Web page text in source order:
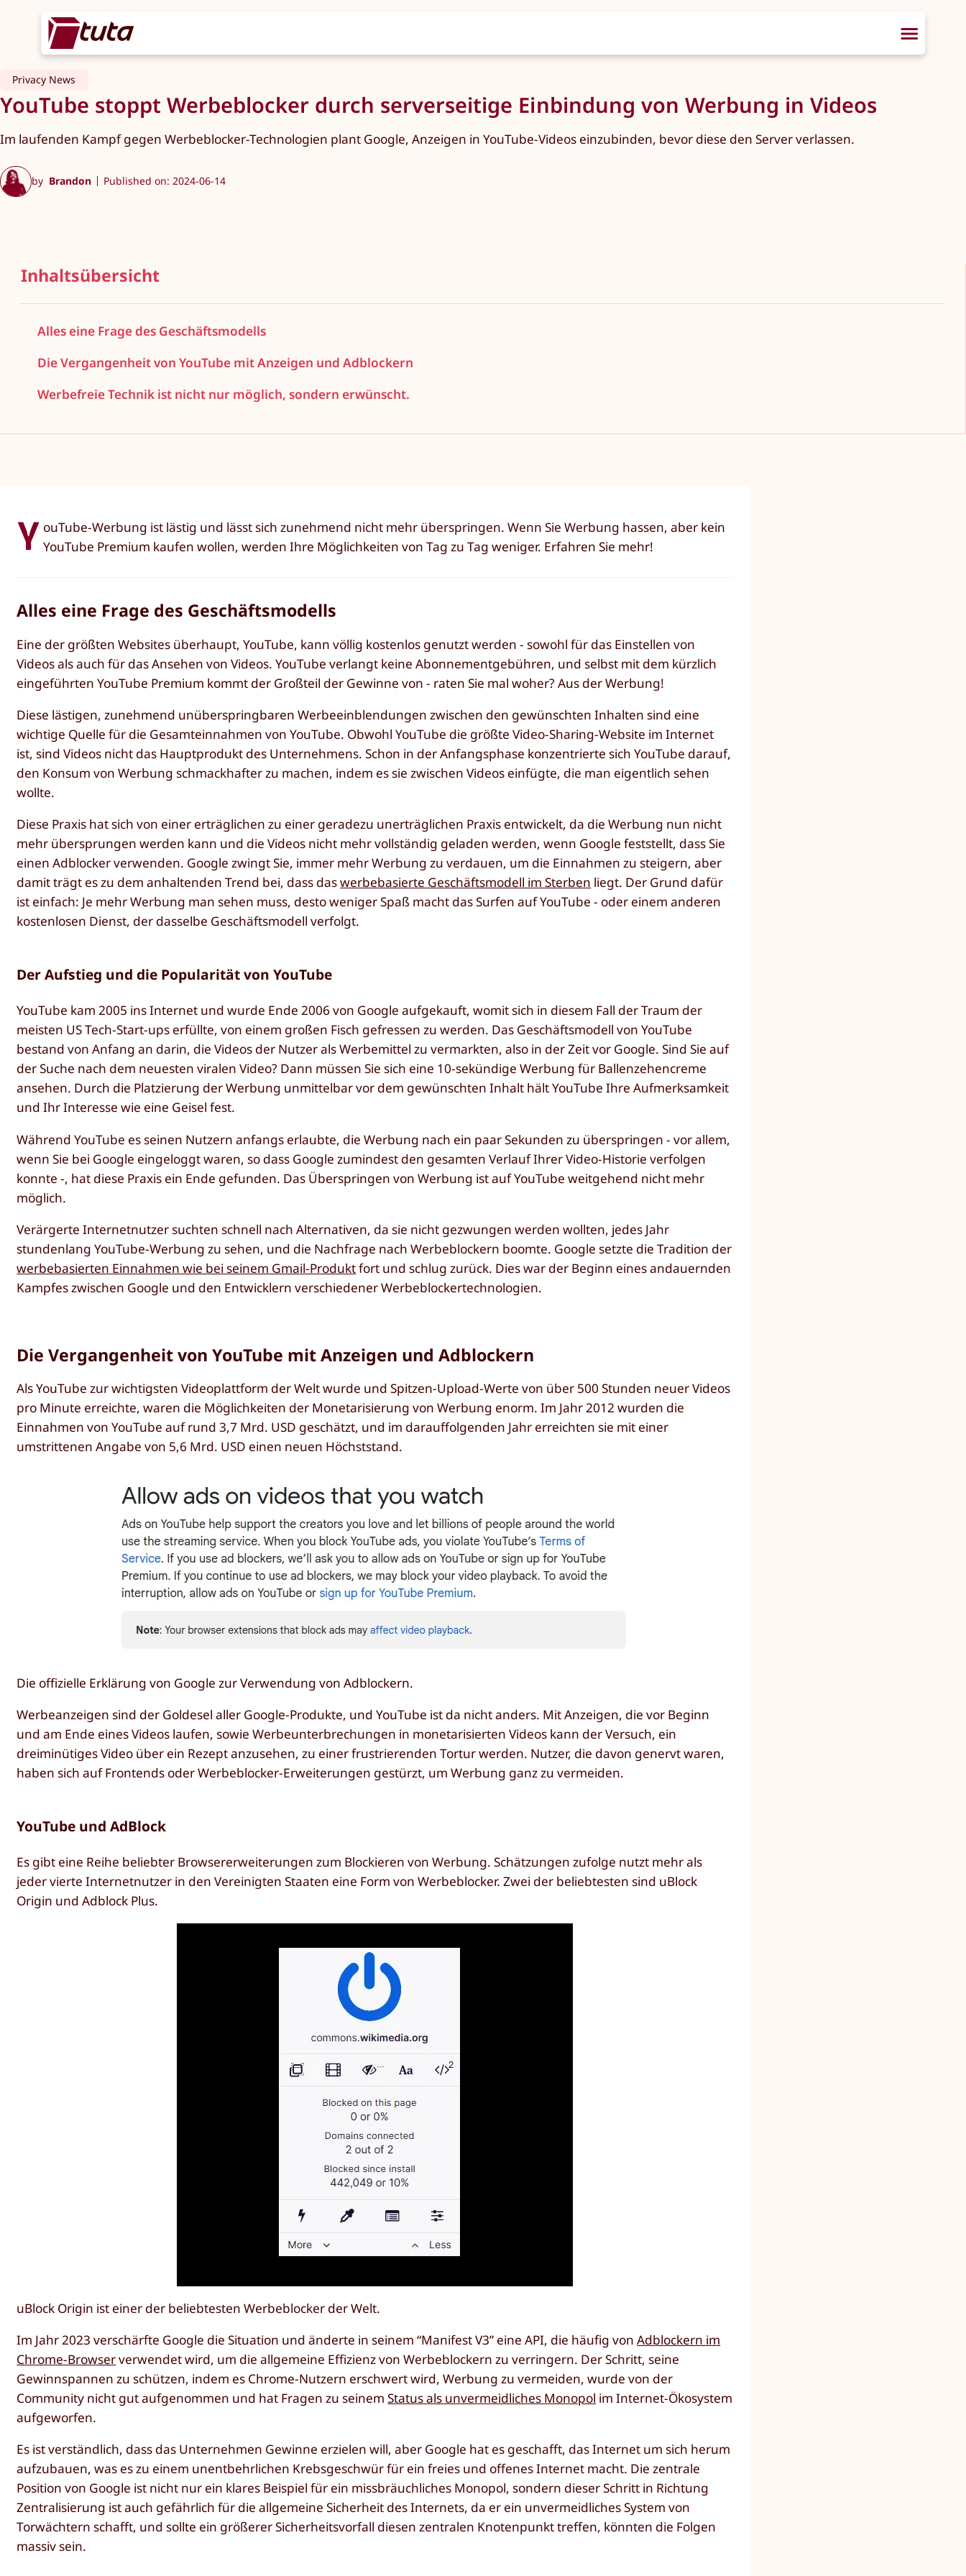
Privacy News
YouTube stoppt Werbeblocker durch serverseitige Einbindung von Werbung in Videos
Im laufenden Kampf gegen Werbeblocker-Technologien plant Google, Anzeigen in YouTube-Videos einzubinden, bevor diese den Server verlassen.
by Brandon Published on: 2024-06-14
Inhaltsübersicht
Alles eine Frage des Geschäftsmodells
Die Vergangenheit von YouTube mit Anzeigen und Adblockern
Werbefreie Technik ist nicht nur möglich, sondern erwünscht.
Y ouTube-Werbung ist lästig und lässt sich zunehmend nicht mehr überspringen. Wenn Sie Werbung hassen, aber kein
YouTube Premium kaufen wollen, werden Ihre Möglichkeiten von Tag zu Tag weniger. Erfahren Sie mehr!
Alles eine Frage des Geschäftsmodells
Eine der größten Websites überhaupt, YouTube, kann völlig kostenlos genutzt werden - sowohl für das Einstellen von
Videos als auch für das Ansehen von Videos. YouTube verlangt keine Abonnementgebühren, und selbst mit dem kürzlich
eingeführten YouTube Premium kommt der Großteil der Gewinne von - raten Sie mal woher? Aus der Werbung!
Diese lästigen, zunehmend unüberspringbaren Werbeeinblendungen zwischen den gewünschten Inhalten sind eine
wichtige Quelle für die Gesamteinnahmen von YouTube. Obwohl YouTube die größte Video-Sharing-Website im Internet
ist, sind Videos nicht das Hauptprodukt des Unternehmens. Schon in der Anfangsphase konzentrierte sich YouTube darauf,
den Konsum von Werbung schmackhafter zu machen, indem es sie zwischen Videos einfügte, die man eigentlich sehen
wollte.
Diese Praxis hat sich von einer erträglichen zu einer geradezu unerträglichen Praxis entwickelt, da die Werbung nun nicht
mehr übersprungen werden kann und die Videos nicht mehr vollständig geladen werden, wenn Google feststellt, dass Sie
einen Adblocker verwenden. Google zwingt Sie, immer mehr Werbung zu verdauen, um die Einnahmen zu steigern, aber
damit trägt es zu dem anhaltenden Trend bei, dass daswerbebasierte Geschäftsmodell im Sterben liegt. Der Grund dafür
ist einfach: Je mehr Werbung man sehen muss, desto weniger Spaß macht das Surfen auf YouTube - oder einem anderen
kostenlosen Dienst, der dasselbe Geschäftsmodell verfolgt.
Der Aufstieg und die Popularität von YouTube
YouTube kam 2005 ins Internet und wurde Ende 2006 von Google aufgekauft, womit sich in diesem Fall der Traum der
meisten US Tech-Start-ups erfüllte, von einem großen Fisch gefressen zu werden. Das Geschäftsmodell von YouTube
bestand von Anfang an darin, die Videos der Nutzer als Werbemittel zu vermarkten, also in der Zeit vor Google. Sind Sie auf
der Suche nach dem neuesten viralen Video? Dann müssen Sie sich eine 10-sekündige Werbung für Ballenzehencreme
ansehen. Durch die Platzierung der Werbung unmittelbar vor dem gewünschten Inhalt hält YouTube Ihre Aufmerksamkeit
und Ihr Interesse wie eine Geisel fest.
Während YouTube es seinen Nutzern anfangs erlaubte, die Werbung nach ein paar Sekunden zu überspringen - vor allem,
wenn Sie bei Google eingeloggt waren, so dass Google zumindest den gesamten Verlauf Ihrer Video-Historie verfolgen
konnte -, hat diese Praxis ein Ende gefunden. Das Überspringen von Werbung ist auf YouTube weitgehend nicht mehr
möglich.
Verärgerte Internetnutzer suchten schnell nach Alternativen, da sie nicht gezwungen werden wollten, jedes Jahr
stundenlang YouTube-Werbung zu sehen, und die Nachfrage nach Werbeblockern boomte. Google setzte die Tradition der
werbebasierten Einnahmen wie bei seinem Gmail-Produktfort und schlug zurück. Dies war der Beginn eines andauernden
Kampfes zwischen Google und den Entwicklern verschiedener Werbeblockertechnologien.
Die Vergangenheit von YouTube mit Anzeigen und Adblockern
Als YouTube zur wichtigsten Videoplattform der Welt wurde und Spitzen-Upload-Werte von über 500 Stunden neuer Videos
pro Minute erreichte, waren die Möglichkeiten der Monetarisierung von Werbung enorm. Im Jahr 2012 wurden die
Einnahmen von YouTube auf rund 3,7 Mrd. USD geschätzt, und im darauffolgenden Jahr erreichten sie mit einer
umstrittenen Angabe von 5,6 Mrd. USD einen neuen Höchststand.
Die offizielle Erklärung von Google zur Verwendung von Adblockern.
Werbeanzeigen sind der Goldesel aller Google-Produkte, und YouTube ist da nicht anders. Mit Anzeigen, die vor Beginn
und am Ende eines Videos laufen, sowie Werbeunterbrechungen in monetarisierten Videos kann der Versuch, ein
dreiminütiges Video über ein Rezept anzusehen, zu einer frustrierenden Tortur werden. Nutzer, die davon genervt waren,
haben sich auf Frontends oder Werbeblocker-Erweiterungen gestürzt, um Werbung ganz zu vermeiden.
YouTube und AdBlock
Es gibt eine Reihe beliebter Browsererweiterungen zum Blockieren von Werbung. Schätzungen zufolge nutzt mehr als
jeder vierte Internetnutzer in den Vereinigten Staaten eine Form von Werbeblocker. Zwei der beliebtesten sind uBlock
Origin und Adblock Plus.
uBlock Origin ist einer der beliebtesten Werbeblocker der Welt.
Im Jahr 2023 verschärfte Google die Situation und änderte in seinem “Manifest V3” eine API, die häufig vonAdblockern im
Chrome-Browserverwendet wird, um die allgemeine Effizienz von Werbeblockern zu verringern. Der Schritt, seine
Gewinnspannen zu schützen, indem es Chrome-Nutzern erschwert wird, Werbung zu vermeiden, wurde von der
Community nicht gut aufgenommen und hat Fragen zu seinemStatus als unvermeidliches Monopol im Internet-Ökosystem
aufgeworfen.
Es ist verständlich, dass das Unternehmen Gewinne erzielen will, aber Google hat es geschafft, das Internet um sich herum
aufzubauen, was es zu einem unentbehrlichen Krebsgeschwür für ein freies und offenes Internet macht. Die zentrale
Position von Google ist nicht nur ein klares Beispiel für ein missbräuchliches Monopol, sondern dieser Schritt in Richtung
Zentralisierung ist auch gefährlich für die allgemeine Sicherheit des Internets, da er ein unvermeidliches System von
Torwächtern schafft, und sollte ein größerer Sicherheitsvorfall diesen zentralen Knotenpunkt treffen, könnten die Folgen
massiv sein.